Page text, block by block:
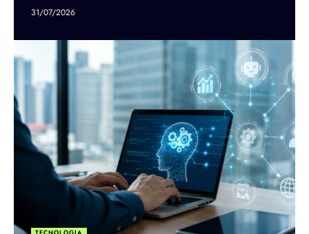
31/07/2026